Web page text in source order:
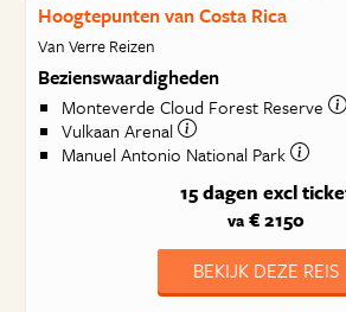
Hoogtepunten van Costa Rica
Van Verre Reizen
Bezienswaardigheden
Monteverde Cloud Forest Reserve
Vulkaan Arenal
Manuel Antonio National Park
15 dagen excl
va€ 2150
BEKIJK DEZE REIS